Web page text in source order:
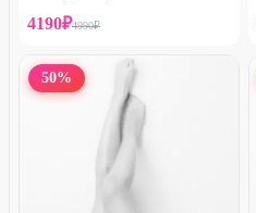
4190₽4990₽
50%